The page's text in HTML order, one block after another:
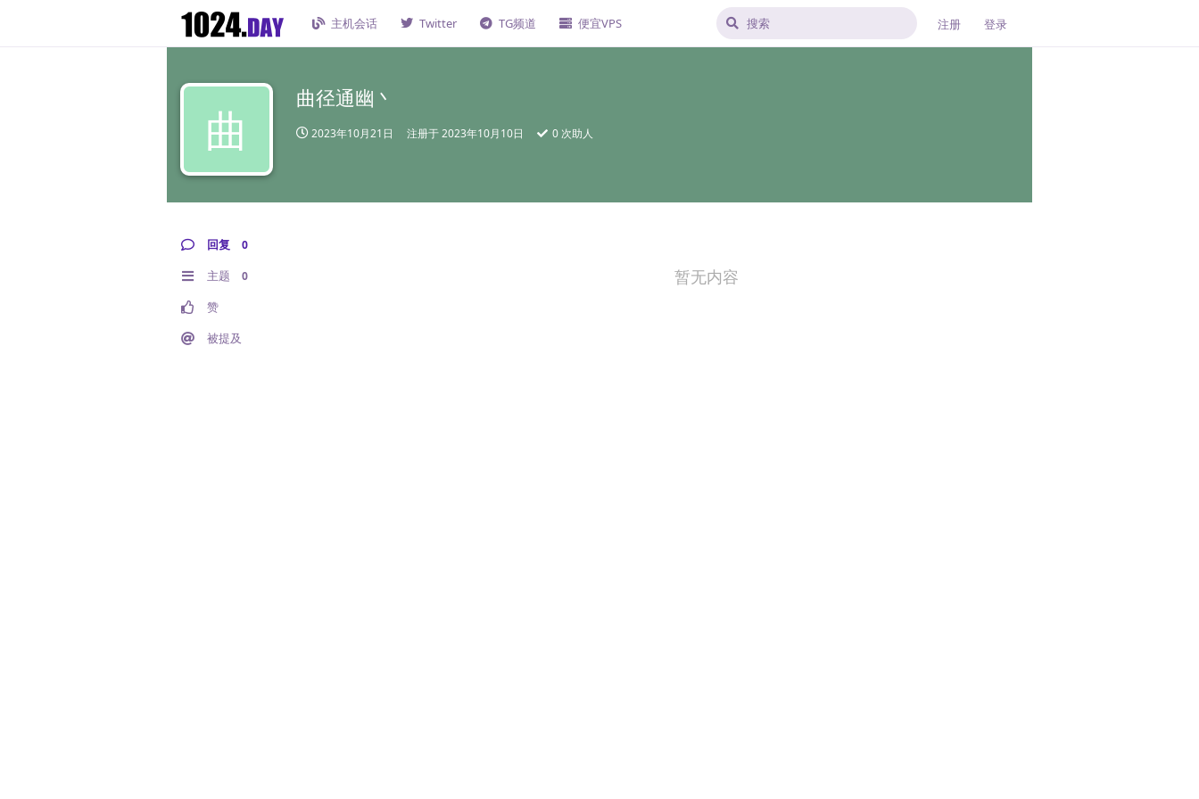
主机会话 Twitter TG频道 便宜VPS 注册 登录
曲
曲径通幽丶
2023年10月21日 注册于2023年10月10日 0 次助人
回复 0
主题 0
赞
被提及
暂无内容